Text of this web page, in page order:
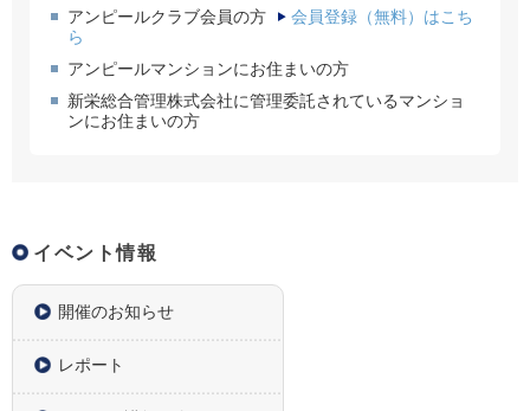
アンピールクラブ会員の方
会員登録（無料）はこち
ら
アンピールマンションにお住まいの方
新栄総合管理株式会社に管理委託されているマンショ
ンにお住まいの方
イベント情報
開催のお知らせ
レポート